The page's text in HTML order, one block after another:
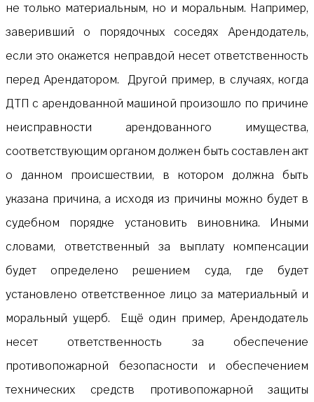
не только материальным, но и моральным. Например,
заверивший о порядочных соседях Арендодатель,
если это окажется неправдой несет ответственность
перед Арендатором. Другой пример, в случаях, когда
ДТП с арендованной машиной произошло по причине
неисправности арендованного имущества,
соответствующим органом должен быть составлен акт
о данном происшествии, в котором должна быть
указана причина, а исходя из причины можно будет в
судебном порядке установить виновника. Иными
словами, ответственный за выплату компенсации
будет определено решением суда, где будет
установлено ответственное лицо за материальный и
моральный ущерб. Ещё один пример, Арендодатель
несет ответственность за обеспечение
противопожарной безопасности и обеспечением
технических средств противопожарной защиты